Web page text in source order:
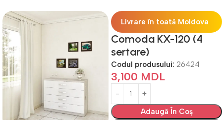
Livrare în toată Moldova
Comoda KX-120 (4
sertare)
Codul produsului: 26424
3,100 MDL
Adaugă În Coș